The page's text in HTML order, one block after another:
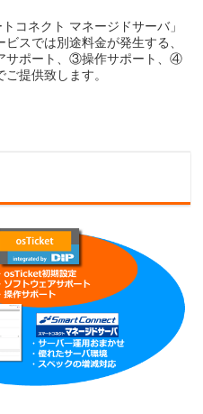
コネクト マネージドサーバ」
スでは別途料金が発生する、
サポート、③操作サポート、④
提供致します。